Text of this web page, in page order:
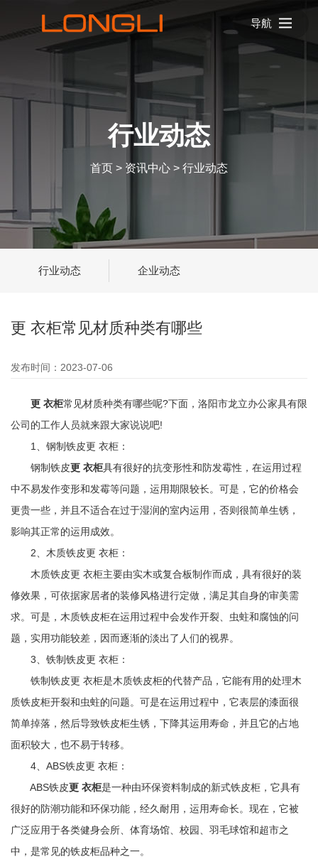
导航
行业动态
首页 > 资讯中心 > 行业动态
行业动态 企业动态
更 衣柜常见材质种类有哪些
发布时间：2023-07-06
更 衣柜常见材质种类有哪些呢?下面，洛阳市龙立办公家具有限
公司的工作人员就来跟大家说说吧!
1、钢制铁皮更 衣柜：
钢制铁皮更 衣柜具有很好的抗变形性和防发霉性，在运用过程
中不易发作变形和发霉等问题，运用期限较长。可是，它的价格会
更贵一些，并且不适合在过于湿润的室内运用，否则很简单生锈，
影响其正常的运用成效。
2、木质铁皮更 衣柜：
木质铁皮更 衣柜主要由实木或复合板制作而成，具有很好的装
修效果，可依据家居者的装修风格进行定做，满足其自身的审美需
求。可是，木质铁皮柜在运用过程中会发作开裂、虫蛀和腐蚀的问
题，实用功能较差，因而逐渐的淡出了人们的视界。
3、铁制铁皮更 衣柜：
铁制铁皮更 衣柜是木质铁皮柜的代替产品，它能有用的处理木
质铁皮柜开裂和虫蛀的问题。可是在运用过程中，它表层的漆面很
简单掉落，然后导致铁皮柜生锈，下降其运用寿命，并且它的占地
面积较大，也不易于转移。
4、ABS铁皮更 衣柜：
ABS铁皮更 衣柜是一种由环保资料制成的新式铁皮柜，它具有
很好的防潮功能和环保功能，经久耐用，运用寿命长。现在，它被
广泛应用于各类健身会所、体育场馆、校园、羽毛球馆和超市之
中，是常见的铁皮柜品种之一。